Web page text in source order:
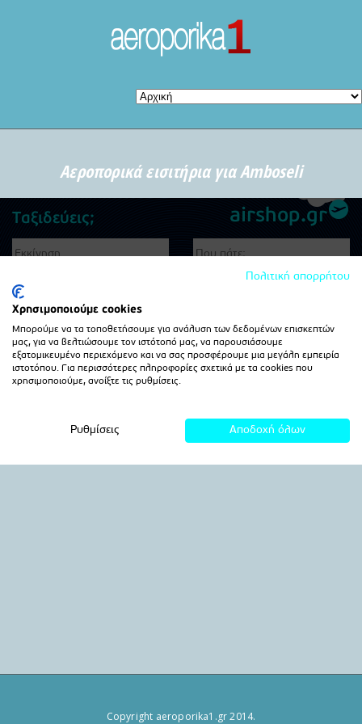
Αεροπορικά εισιτήρια για Amboseli
Copyright aeroporika1.gr 2014.